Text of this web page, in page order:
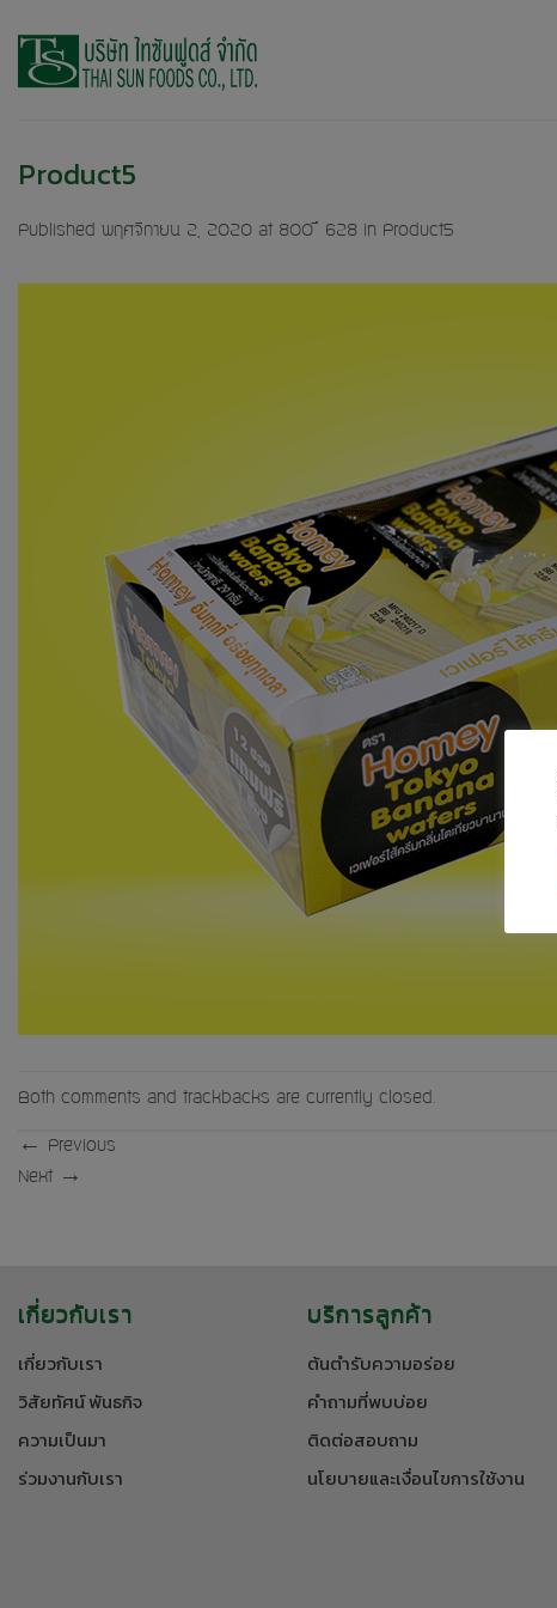
content
Product5
Published พฤศจิกายน 2, 2020 at 800 × 628 in Product5
Both comments and trackbacks are currently closed.
←
Previous
Next →
เกี่ยวกับเรา
เกี่ยวกับเรา
วิสัยทัศน์ พันธกิจ
ความเป็นมา
ร่วมงานกับเรา
บริการลูกค้า
ต้นตำรับความอร่อย
คำถามที่พบบ่อย
ติดต่อสอบถาม
นโยบายและเงื่อนไขการใช้งาน